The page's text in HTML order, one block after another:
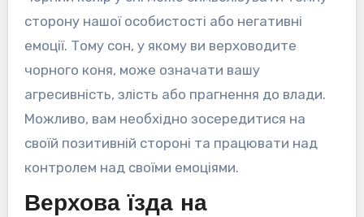
сторону нашої особистості або негативні
емоції. Тому сон, у якому ви верховодите
чорного коня, може означати вашу
агресивність, злість або прагнення до влади.
Можливо, вам необхідно зосередитися на
своїй позитивній стороні та працювати над
контролем над своїми емоціями.
Верхова їзда на